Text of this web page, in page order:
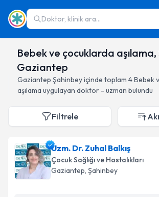
Doktor, klinik ara...
Bebek ve çocuklarda
Gaziantep
Gaziantep Şahinbeyiçinde toplam 4Bebek
aşılama uygulayan doktor - uzman bulundu
Filtrele
Uzm. Dr. Zuhal Balkış
Çocuk Sağlığı ve Hastalıkları
Gaziantep, Şahinbey